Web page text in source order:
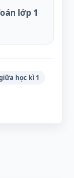
lớp 1
học kì 1